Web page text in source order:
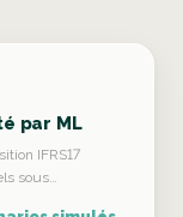
par ML
IFRS17
sous…